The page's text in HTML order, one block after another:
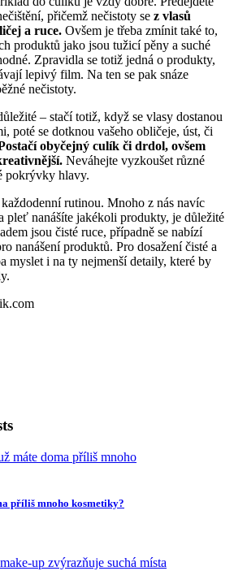
přičemž nečistoty se z vlasů
a ruce. Ovšem je třeba zmínit také to,
produktů jako jsou tužicí pěny a suché
Zpravidla se totiž jedná o produkty,
lepivý film. Na ten se pak snáze
nečistoty.
– stačí totiž, když se vlasy dostanou
poté se dotknou vašeho obličeje, úst, či
obyčejný culík či drdol, ovšem
Neváhejte vyzkoušet různé
pokrývky hlavy.
rutinou. Mnoho z nás navíc
pleť nanášíte jakékoli produkty, je důležité
jsou čisté ruce, případně se nabízí
nanášení produktů. Pro dosažení čisté a
myslet i na ty nejmenší detaily, které by
příliš mnoho kosmetiky?